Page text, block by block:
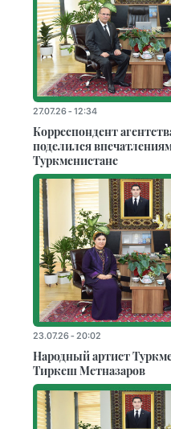
27.07.26 - 12:34
Корреспондент
поделился
Туркменистане
23.07.26 - 20:02
Народный артист
Тиркеш Мeтназаров